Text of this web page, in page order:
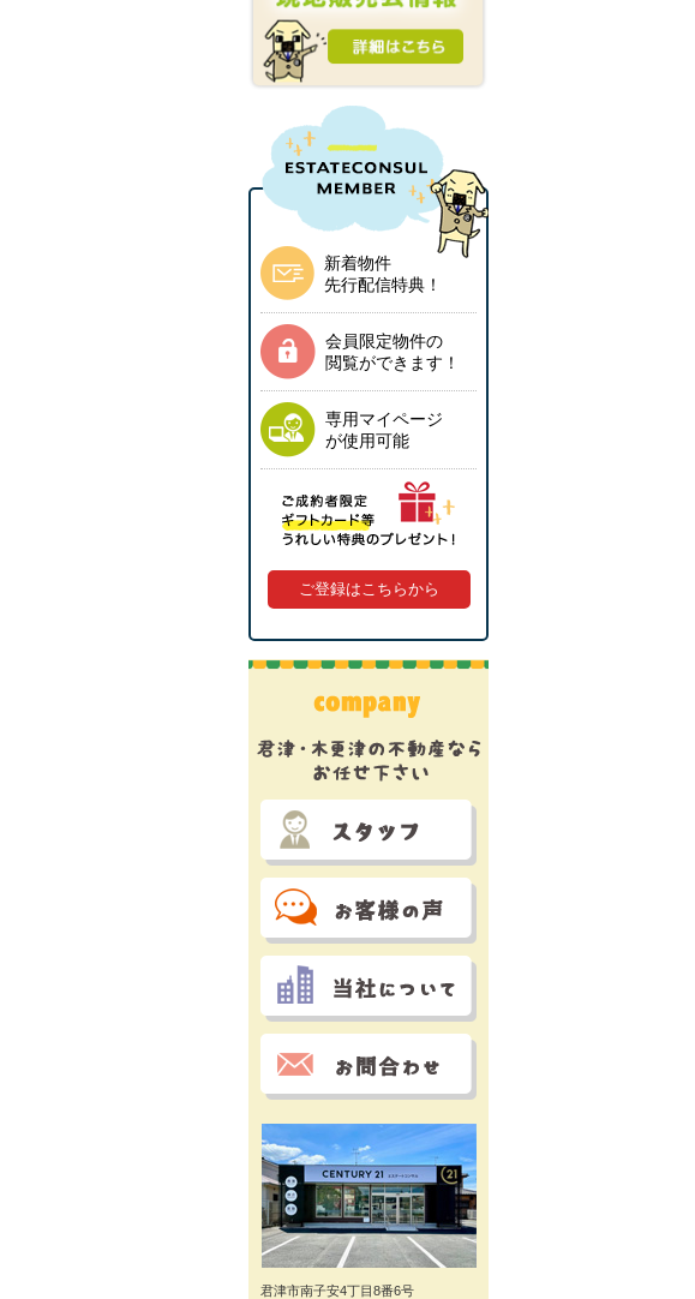
新着物件
先行配信特典！
会員限定物件の
閲覧ができます！
専用マイページ
が使用可能
ご登録はこちらから
君津市南子安4丁目8番6号